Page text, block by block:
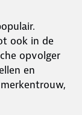
ook in de
opvolger
en